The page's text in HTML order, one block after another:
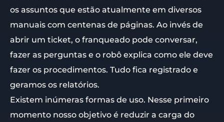
os assuntos que estão atualmente em diversos
manuais com centenas de páginas. Ao invés de
abrir um ticket, o franqueado pode conversar,
fazer as perguntas e o robô explica como ele deve
fazer os procedimentos. Tudo fica registrado e
geramos os relatórios.
Existem inúmeras formas de uso. Nesse primeiro
momento nosso objetivo é reduzir a carga do